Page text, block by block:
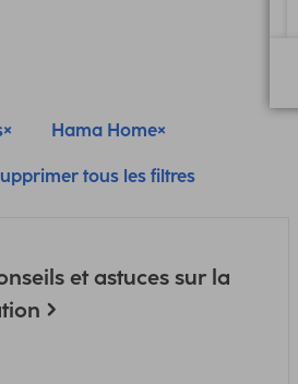
Hama Home
tous les filtres
et astuces sur la